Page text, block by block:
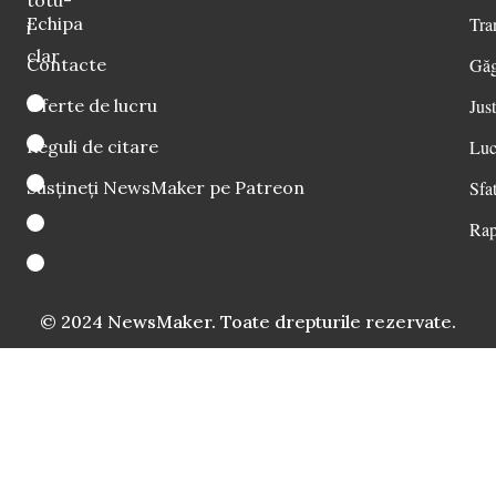
i
clar
Echipa
Contacte
Oferte de lucru
Reguli de citare
Susțineți NewsMaker pe Patreon
© 2024 NewsMaker. Toate drepturile rezervate.